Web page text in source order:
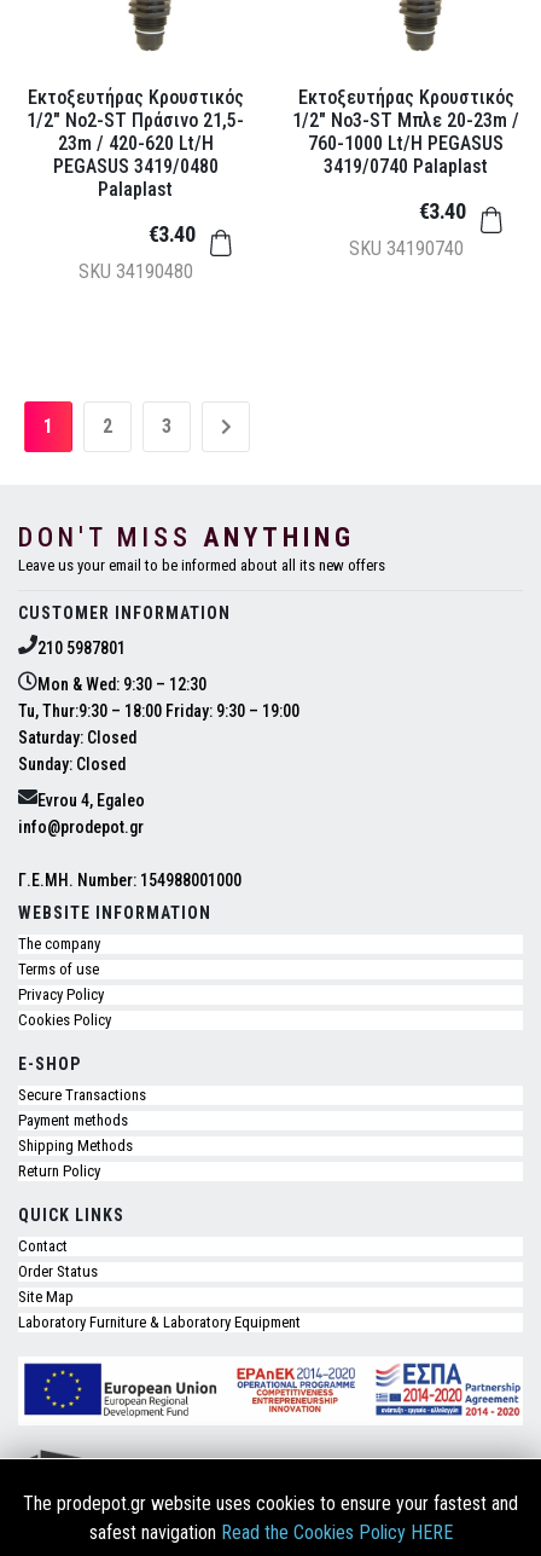
Εκτοξευτήρας Κρουστικός
1/2" Νο2-ST Πράσινο 21,5-
23m / 420-620 Lt/h
PEGASUS 3419/0480
Palaplast
SKU 34190480
€3.40
Εκτοξευτήρας Κρουστικός
1/2" Νο3-ST Μπλε 20-23m /
760-1000 Lt/h PEGASUS
3419/0740 Palaplast
SKU 34190740
€3.40
1 2 3 »
DON'T MISS ANYTHING
Leave us your email to be informed about all its new offers
CUSTOMER INFORMATION
210 5987801
Mon & Wed: 9:30 – 12:30
Tu, Thur:9:30 – 18:00 Friday: 9:30 – 19:00
Saturday: Closed
Sunday: Closed
Evrou 4, Egaleo
info@prodepot.gr
Γ.Ε.ΜΗ. Number: 154988001000
WEBSITE INFORMATION
The company
Terms of use
Privacy Policy
Cookies Policy
E-SHOP
Secure Transactions
Payment methods
Shipping Methods
Return Policy
QUICK LINKS
Contact
Order Status
Site Map
Laboratory Furniture & Laboratory Equipment
The prodepot.gr website uses cookies to ensure your fastest and
safest navigation Read the Cookies Policy HERE